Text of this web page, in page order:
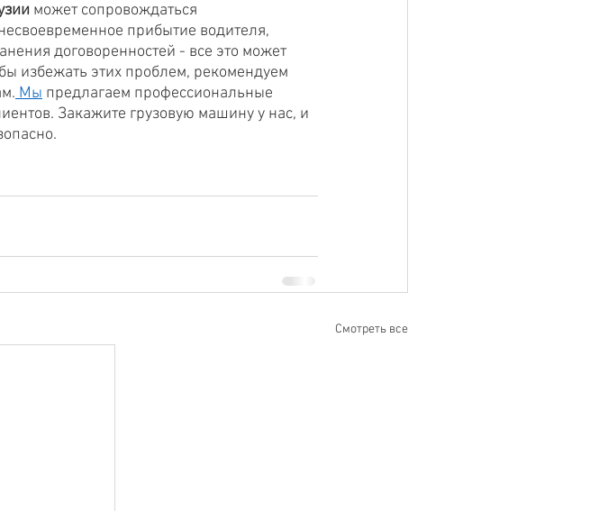
может сопровождаться
прибытие водителя,
договоренностей - все это может
избежать этих проблем, рекомендуем
Мы предлагаем профессиональные
Закажите грузовую машину у нас, и
Смотреть все